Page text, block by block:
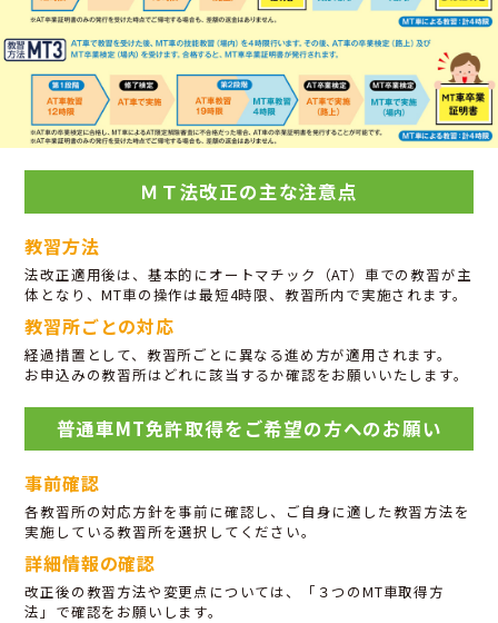
ＭＴ法改正の主な注意点
教習方法
法改正適用後は、基本的にオートマチック（AT）車での教習が主
体となり、MT車の操作は最短4時限、教習所内で実施されます。
教習所ごとの対応
経過措置として、教習所ごとに異なる進め方が適用されます。
お申込みの教習所はどれに該当するか確認をお願いいたします。
普通車MT免許取得をご希望の方へのお願い
事前確認
各教習所の対応方針を事前に確認し、ご自身に適した教習方法を
実施している教習所を選択してください。
詳細情報の確認
改正後の教習方法や変更点については、「３つのMT車取得方
法」で確認をお願いします。